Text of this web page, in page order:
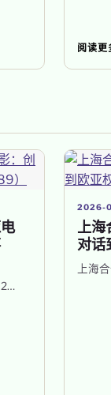
阅读更
2…
上海
对话
2026-
上海